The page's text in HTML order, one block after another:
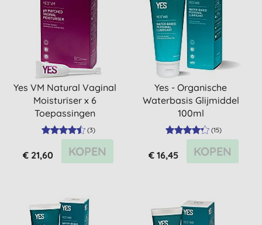
Yes VM Natural Vaginal
Moisturiser x 6
Toepassingen
(3)
€ 21,60 KOPEN
Yes - Organische
Waterbasis Glijmiddel
100ml
(15)
€ 16,45 KOPEN